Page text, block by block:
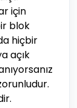
için
blok
hiçbir
açık